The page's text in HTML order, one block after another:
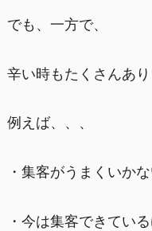
でも、一方で、
辛い時もたくさんあり
例えば、、、
・集客がうまくいか
・今は集客できてい